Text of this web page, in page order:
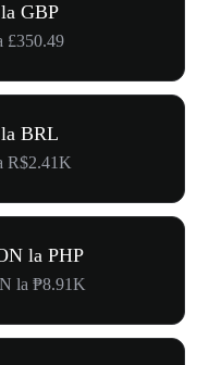
GBP
£350.49
BRL
R$2.41K
la PHP
la ₱8.91K